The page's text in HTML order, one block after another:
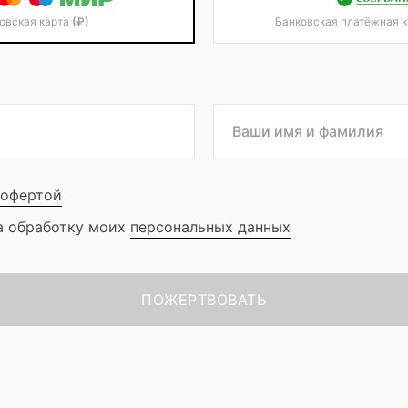
карта (₽) Банковская платёжная
офертой
обработку моих персональных данных